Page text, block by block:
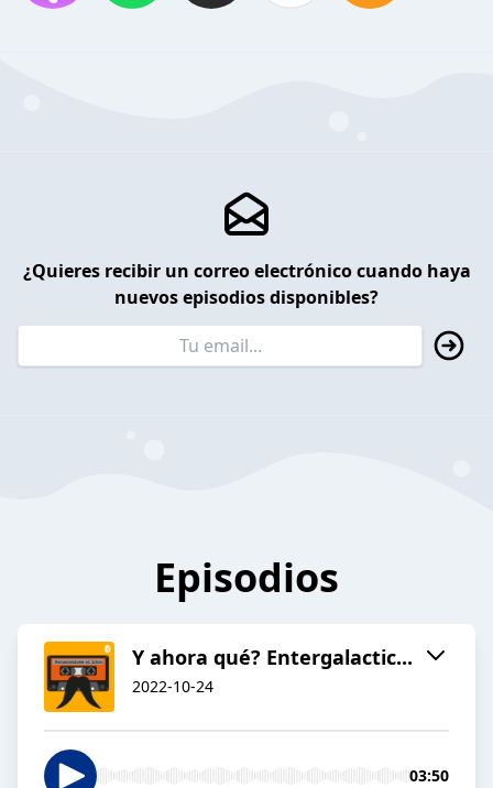
¿Quieres recibir un correo electrónico cuando haya
nuevos episodios disponibles?
Episodios
Y ahora qué? Entergalactic...
2022-10-24
03:50